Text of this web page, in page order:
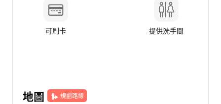
可刷卡 提供洗手間
地圖 規劃路線